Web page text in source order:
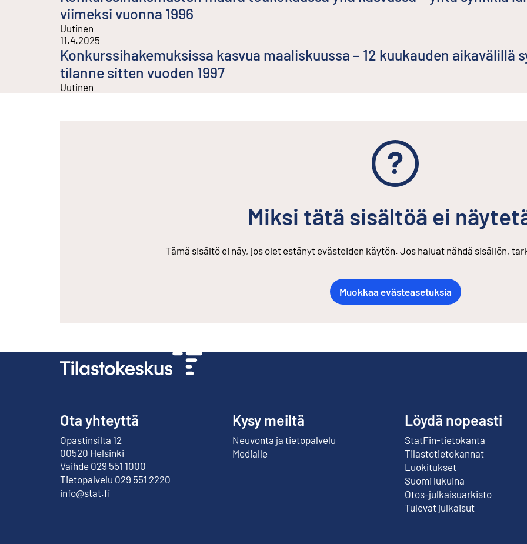
viimeksi vuonna 1996
Uutinen
Konkurssihakemuksissa kasvua maaliskuussa – 12 kuukauden aikavälillä
tilanne sitten vuoden 1997
11.4.2025
Uutinen
Miksi tätä sisältöä ei
Tämä sisältö ei näy, jos olet estänyt evästeiden käytön. Jos haluat nähdä sisällön,
Muokkaa evästeasetuksia
Ota yhteyttä
Opastinsilta 12
00520 Helsinki
Ulkoinen linkki
Vaihde 029 551 1000
Tietopalvelu 029 551 2220
info@stat.fi
Kysy meiltä
Neuvonta ja tietopalvelu
Medialle
Löydä nopeasti
StatFin-tietokanta
Ulkoinen linkki
Tilastotietokannat
Luokitukset
Suomi lukuina
Otos-julkaisuarkisto
Ulkoinen linkki
Tulevat julkaisut